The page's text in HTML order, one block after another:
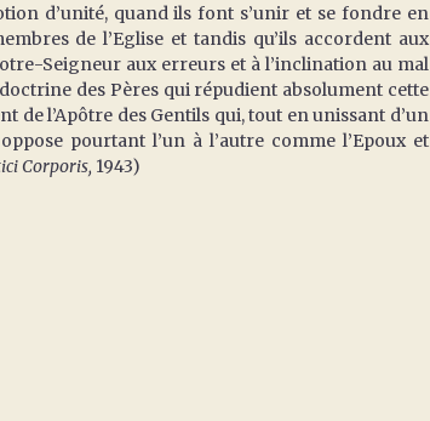
d’unité, quand ils font s’unir et se fondre en
de l’Eglise et tandis qu’ils accordent aux
Seigneur aux erreurs et à l’inclination au mal
des Pères qui répudient absolument cette
de l’Apôtre des Gentils qui, tout en unissant d’un
pourtant l’un à l’autre comme l’Epoux et
Corporis, 1943)